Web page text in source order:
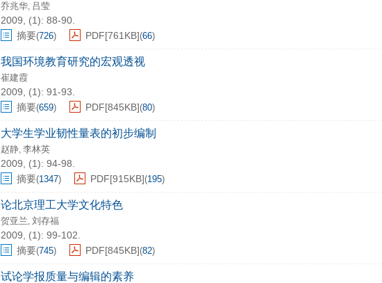
乔兆华, 吕莹
2009, (1): 88-90.
摘要(726) PDF[761KB](66)
我国环境教育研究的宏观透视
崔建霞
2009, (1): 91-93.
摘要(659) PDF[845KB](80)
大学生学业韧性量表的初步编制
赵静, 李林英
2009, (1): 94-98.
摘要(1347) PDF[915KB](195)
论北京理工大学文化特色
贺亚兰, 刘存福
2009, (1): 99-102.
摘要(745) PDF[845KB](82)
试论学报质量与编辑的素养